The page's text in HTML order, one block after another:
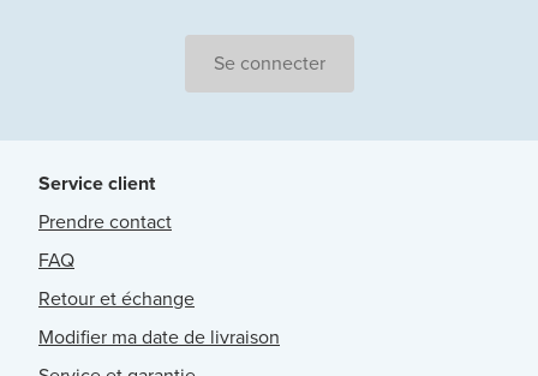
Se connecter
Service client
Prendre contact
FAQ
Retour et échange
Modifier ma date de livraison